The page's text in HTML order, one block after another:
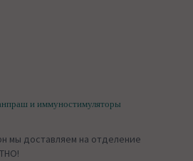
и иммуностимуляторы
мы доставляем на отделение